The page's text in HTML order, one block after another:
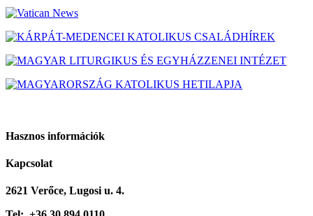
Hasznos információk
Kapcsolat
2621 Verőce, Lugosi u. 4.